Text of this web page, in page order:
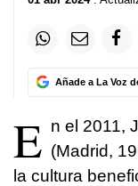
Añade a La Voz
E n el 2011,
(Madrid,
la cultura